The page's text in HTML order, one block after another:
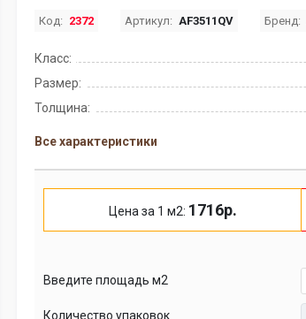
Код: 2372 Артикул: AF3511QV Бренд:
Класс:
Размер:
Толщина:
Все характеристики
Цена за 1 м2: 1716р.
Введите площадь м2
Количество упаковок